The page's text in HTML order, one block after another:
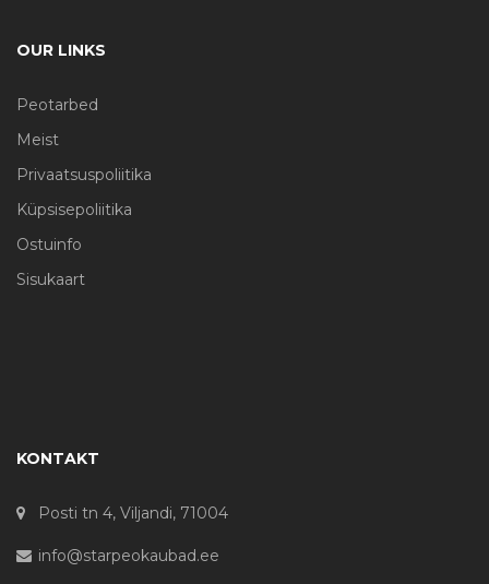
OUR LINKS
Peotarbed
Meist
Privaatsuspoliitika
Küpsisepoliitika
Ostuinfo
Sisukaart
KONTAKT
Posti tn 4, Viljandi, 71004
info@starpeokaubad.ee